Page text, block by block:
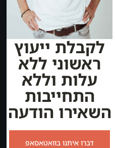
לקבלת ייעוץ
ראשוני ללא
עלות וללא
התחייבות
השאירו הודעה
דברו איתנו בוואטאסאפ